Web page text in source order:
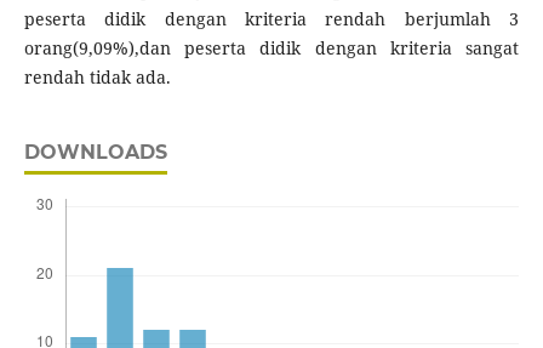
peserta didik dengan kriteria rendah berjumlah 3
orang(9,09%),dan peserta didik dengan kriteria sangat
rendah tidak ada.
DOWNLOADS